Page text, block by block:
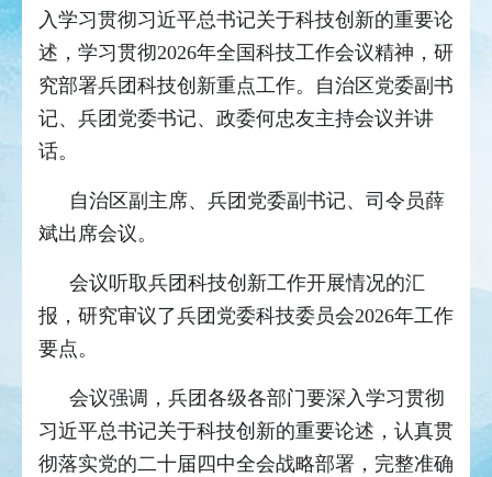
入学习贯彻习近平总书记关于科技创新的重要论
述，学习贯彻2026年全国科技工作会议精神，研
究部署兵团科技创新重点工作。自治区党委副书
记、兵团党委书记、政委何忠友主持会议并讲
话。
自治区副主席、兵团党委副书记、司令员薛
斌出席会议。
会议听取兵团科技创新工作开展情况的汇
报，研究审议了兵团党委科技委员会2026年工作
要点。
会议强调，兵团各级各部门要深入学习贯彻
习近平总书记关于科技创新的重要论述，认真贯
彻落实党的二十届四中全会战略部署，完整准确